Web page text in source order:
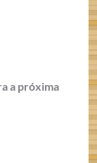
a próxima